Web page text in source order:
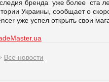
бренда уже более ста
Украины, сообщает о
уже успел открыть свои
Все новости